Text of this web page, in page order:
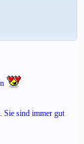
Sie sind immer gut